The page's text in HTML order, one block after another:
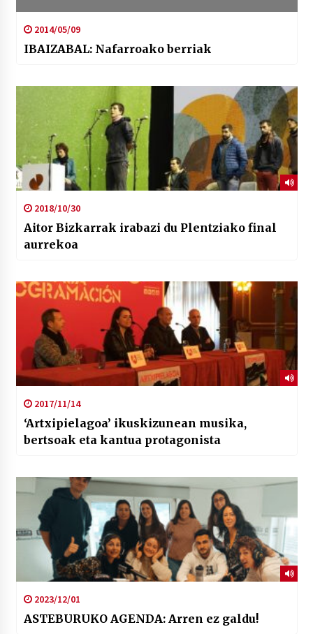
2014/05/09
IBAIZABAL: Nafarroako berriak
2018/10/30
Aitor Bizkarrak irabazi du Plentziako final
aurrekoa
2017/11/14
‘Artxipielagoa’ ikuskizunean musika,
bertsoak eta kantua protagonista
2023/12/01
ASTEBURUKO AGENDA: Arren ez galdu!